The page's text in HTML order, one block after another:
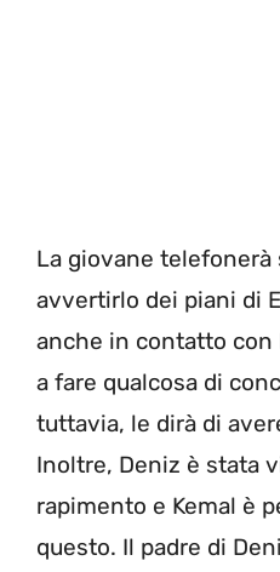
La giovane
avvertirlo dei piani di
anche in contatto con
a fare qualcosa di
tuttavia, le dirà di
Inoltre, Deniz è stata
rapimento e Kemal è
questo. Il padre di